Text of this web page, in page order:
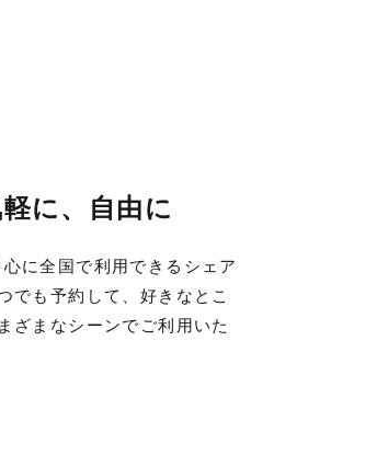
に、自由に
に全国で利用できるシェア
でも予約して、好きなとこ
ざまなシーンでご利用いた